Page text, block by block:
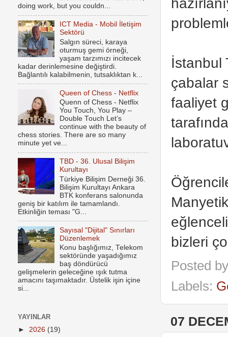
İstanbul
çabalar
faaliyet
bizleri
Posted
Labels:
07
doing work, but you couldn...
ICT Media - Mobil İletişim
Sektörü
Salgın süreci, karaya
oturmuş gemi örneği,
yaşam tarzımızı incitecek
kadar derinlemesine değiştirdi.
Bağlantılı kalabilmenin, tutsaklıktan k...
Queen of Chess - Netflix
Quenn of Chess - Netflix
You Touch, You Play –
Double Touch Let’s
continue with the beauty of
chess stories. There are so many
minute yet ve...
TBD - 36. Ulusal Bilişim
Kurultayı
Türkiye Bilişim Derneği 36.
Bilişim Kurultayı Ankara
BTK konferans salonunda
geniş bir katılım ile tamamlandı.
Etkinliğin teması "G...
Sayısal "Dijital" Sınırları
Düzenlemek
Konu başlığımız, Telekom
sektöründe yaşadığımız
baş döndürücü
gelişmelerin geleceğine ışık tutma
amacını taşımaktadır. Üstelik işin içine
si...
YAYINLAR
► 2026 (19)